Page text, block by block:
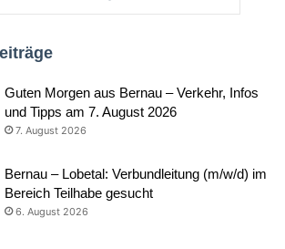
Guten Morgen aus Bernau – Verkehr, Infos
und Tipps am 7. August 2026
7. August 2026
Bernau – Lobetal: Verbundleitung (m/w/d) im
Bereich Teilhabe gesucht
6. August 2026